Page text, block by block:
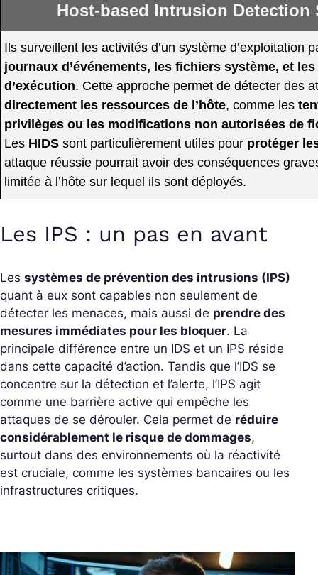
Host-based Intrusion Detection
Ils surveillent les activités d’un système d’exploitation
journaux d’événements, les fichiers système, et
d’exécution. Cette approche permet de détecter des
directement les ressources de l’hôte, comme les
privilèges ou les modifications non autorisées de
Les HIDS sont particulièrement utiles pour protéger
attaque réussie pourrait avoir des conséquences
limitée à l’hôte sur lequel ils sont déployés.
Les IPS : un pas en avant
Les systèmes de prévention des intrusions (IPS)
quant à eux sont capables non seulement de
détecter les menaces, mais aussi de prendre des
mesures immédiates pour les bloquer. La
principale différence entre un IDS et un IPS réside
dans cette capacité d’action. Tandis que l’IDS se
concentre sur la détection et l’alerte, l’IPS agit
comme une barrière active qui empêche les
attaques de se dérouler. Cela permet de réduire
considérablement le risque de dommages,
surtout dans des environnements où la réactivité
est cruciale, comme les systèmes bancaires ou les
infrastructures critiques.